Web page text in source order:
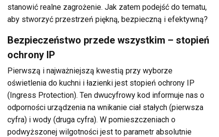
stanowić realne zagrożenie. Jak zatem podejść do tematu,
aby stworzyć przestrzeń piękną, bezpieczną i efektywną?
Bezpieczeństwo przede wszystkim – stopień
ochrony IP
Pierwszą i najważniejszą kwestią przy wyborze
oświetlenia do kuchni i łazienki jest stopień ochrony IP
(Ingress Protection). Ten dwucyfrowy kod informuje nas o
odporności urządzenia na wnikanie ciał stałych (pierwsza
cyfra) i wody (druga cyfra). W pomieszczeniach o
podwyższonej wilgotności jest to parametr absolutnie